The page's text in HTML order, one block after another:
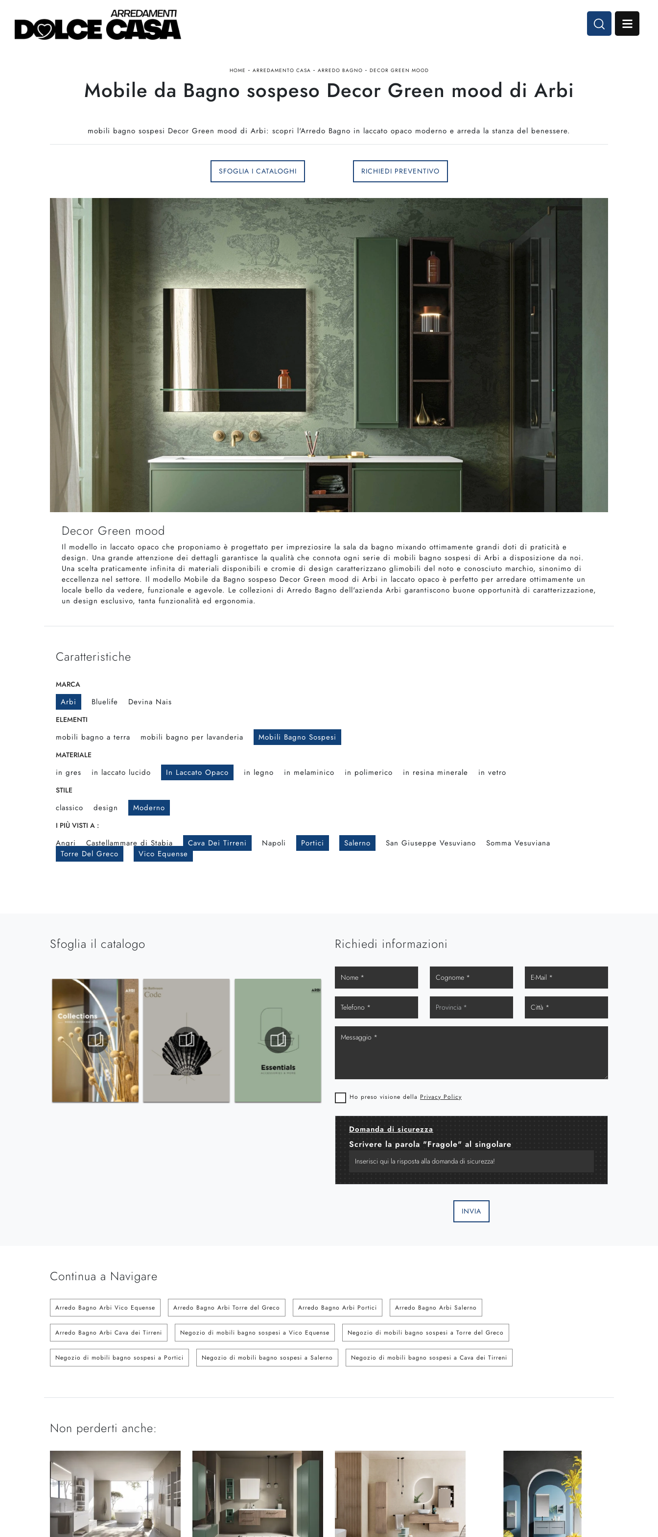
HOME - ARREDAMENTO CASA - ARREDO BAGNO - DECOR GREEN MOOD
Mobile da Bagno sospeso Decor Green mood di Arbi
mobili bagno sospesi Decor Green mood di Arbi: scopri l'Arredo Bagno in laccato opaco moderno e arreda la stanza del benessere.
SFOGLIA I CATALOGHI RICHIEDI PREVENTIVO
Decor Green mood
Il modello in laccato opaco che proponiamo è progettato per impreziosire la sala da bagno mixando ottimamente grandi doti di praticità e
design. Una grande attenzione dei dettagli garantisce la qualità che connota ogni serie di mobili bagno sospesi di Arbi a disposizione da noi.
Una scelta praticamente infinita di materiali disponibili e cromie di design caratterizzano glimobili del noto e conosciuto marchio, sinonimo di
eccellenza nel settore. Il modello Mobile da Bagno sospeso Decor Green mood di Arbi in laccato opaco è perfetto per arredare ottimamente un
locale bello da vedere, funzionale e agevole. Le collezioni di Arredo Bagno dell'azienda Arbi garantiscono buone opportunità di caratterizzazione,
un design esclusivo, tanta funzionalità ed ergonomia.
Caratteristiche
MARCA
Arbi Bluelife Devina Nais
ELEMENTI
mobili bagno a terra mobili bagno per lavanderia Mobili Bagno Sospesi
MATERIALE
in gres in laccato lucido In Laccato Opaco in legno in melaminico in polimerico in resina minerale in vetro
STILE
classico design Moderno
I PIÙ VISTI A :
Angri Castellammare di Stabia Cava Dei Tirreni Napoli Portici Salerno San Giuseppe Vesuviano
Somma Vesuviana
Torre Del Greco
Vico Equense
Sfoglia il catalogo Richiedi informazioni
Ho preso visione della Privacy Policy
Domanda di sicurezza
Scrivere la parola "Fragole" al singolare
INVIA
Continua a Navigare
Arredo Bagno Arbi Vico Equense Arredo Bagno Arbi Torre del Greco Arredo Bagno Arbi Portici Arredo Bagno Arbi Salerno
Arredo Bagno Arbi Cava dei Tirreni Negozio di mobili bagno sospesi a Vico Equense Negozio di mobili bagno sospesi a Torre del Greco
Negozio di mobili bagno sospesi a Portici Negozio di mobili bagno sospesi a Salerno Negozio di mobili bagno sospesi a Cava dei Tirreni
Non perderti anche: